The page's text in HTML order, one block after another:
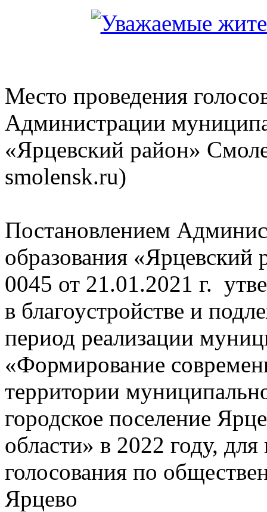
Место проведения
Администрации
«Ярцевский район»
smolensk.ru)
Постановлением
образования
0045 от 21.01.2021 г.
в благоустройстве и
период реализации
«Формирование
территории
городское поселение
области» в 2022 году,
голосования по
Ярцево